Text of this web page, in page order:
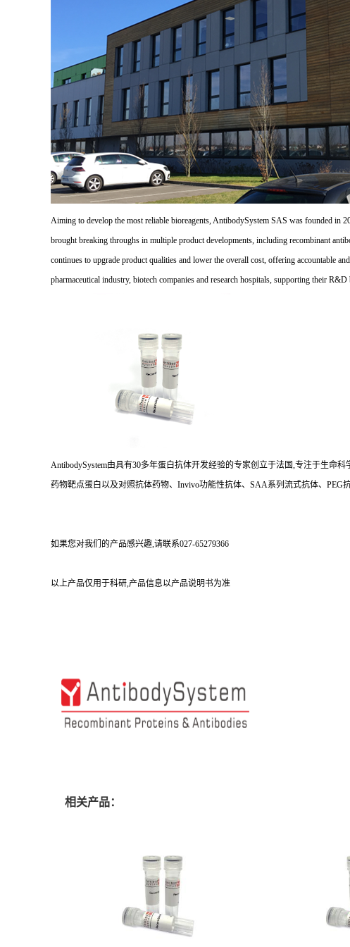
Aiming to develop the most reliable bioreagents, AntibodySystem SAS was founded in
brought breaking throughs in multiple product developments, including recombinant
continues to upgrade product qualities and lower the overall cost, offering accountable
pharmaceutical industry, biotech companies and research hospitals, supporting their
AntibodySystem由具有30多年蛋白抗体开发经验的专家创立于法国,专注于生命
药物靶点蛋白以及对照抗体药物、Invivo功能性抗体、SAA系列流式抗体、
如果您对我们的产品感兴趣,请联系027-65279366
以上产品仅用于科研,产品信息以产品说明书为准
相关产品：